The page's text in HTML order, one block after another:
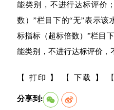
能类别，不进行达标评价
数）”栏目下的“无”表示该
标指标（超标倍数）”栏目
能类别，不进行达标评价，
【 打印 】 【 下载 】
分享到: